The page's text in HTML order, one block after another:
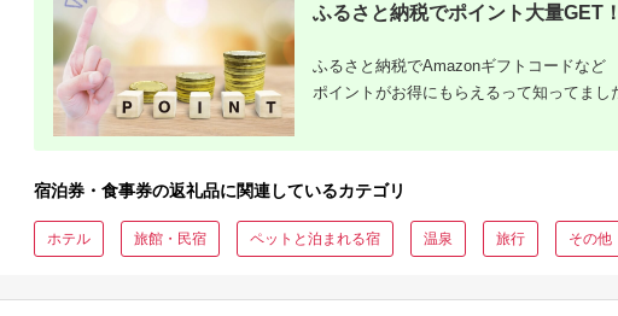
うなぎ横綱 名物 ひつ
まぶし ペア お食事券
/ 鰻 ご飯 チケット 旅
行 お出かけ うなぎ 食
事 ランチ ディナー ペ
ア 夫婦 カップル 送料
無料[MFA002]
5.0
28,000円
んドック PETベーシ
ックコース受診チケッ
5.0
寄付金額:320,000
FABRIC TOKYO オー
ダーセットアップお仕
石川 金沢 加賀百万石
加賀 百万石 北陸 北陸
復興 北陸支援
317,000
四季の宿 こよみ 宿泊
券 旅行券 観光 国内旅
行 那須 栃木県 那須町
〔G-27〕
100,000
ふるさと納税でポイント大量GET！
ふるさと納税でAmazonギフトコードなど
ポイントがお得にもらえるって知ってまし
宿泊券・食事券の返礼品に関連しているカテゴリ
ホテル 旅館・民宿 ペットと泊まれる宿 温泉 旅行 その他